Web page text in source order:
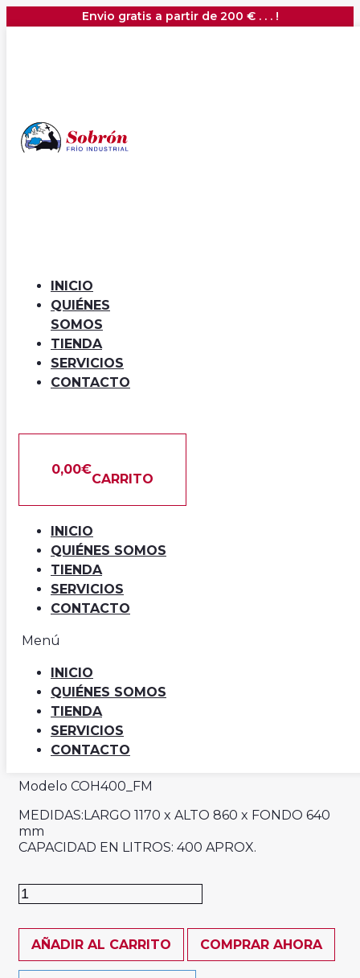
Envio gratis a partir de 200 € . . . !
INICIO
QUIÉNES
SOMOS
TIENDA
SERVICIOS
CONTACTO
0,00€
CARRITO
INICIO
QUIÉNES SOMOS
TIENDA
SERVICIOS
CONTACTO
Menú
INICIO
QUIÉNES SOMOS
TIENDA
SERVICIOS
CONTACTO
600,00€
¡Oferta!
Información técnica:
Arcón Congelador. Puerta
Ciega Abatible. Capacidad
400L.
600,00€ 425,00
Modelo COH400_FM
MEDIDAS:LARGO 1170 x ALTO 860 x FONDO 640
mm
CAPACIDAD EN LITROS: 400 APROX.
Arcón
Puerta
ciega
abatible.
AÑADIR AL CARRITO COMPRAR AHORA